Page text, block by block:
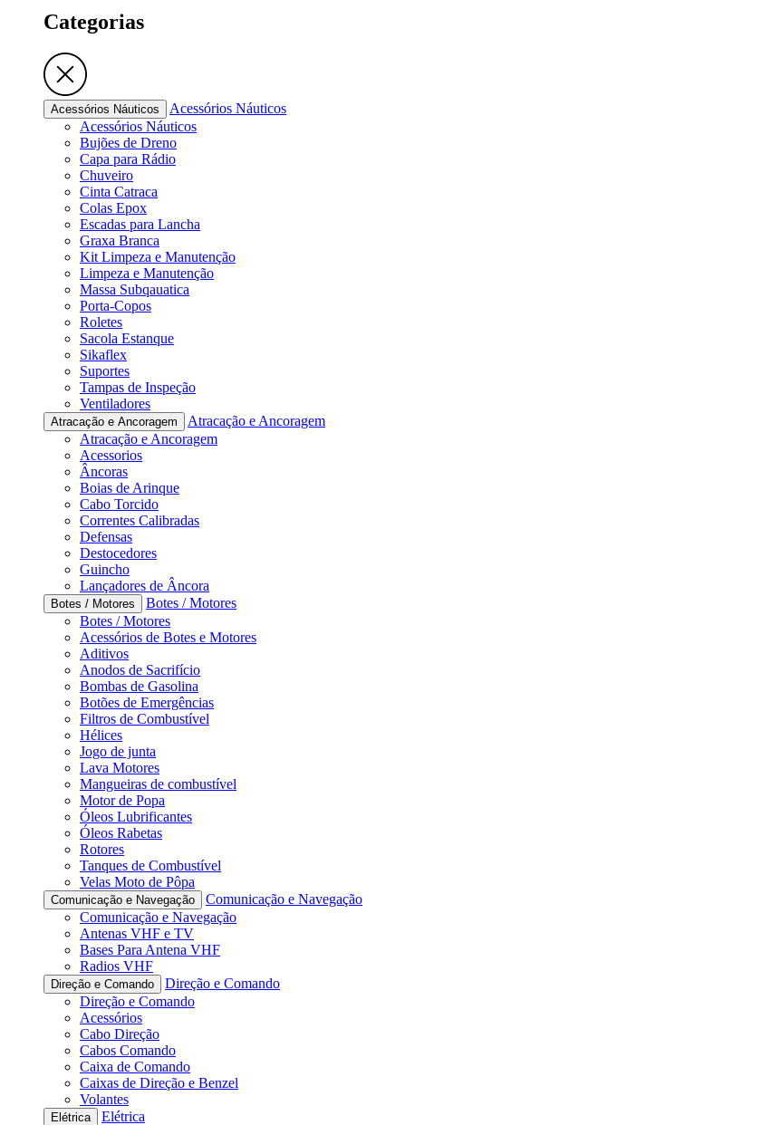
Categorias
Acessórios Náuticos
Acessórios Náuticos
Acessórios Náuticos
Bujões de Dreno
Capa para Rádio
Chuveiro
Cinta Catraca
Colas Epox
Escadas para Lancha
Graxa Branca
Kit Limpeza e Manutenção
Limpeza e Manutenção
Massa Subqauatica
Porta-Copos
Roletes
Sacola Estanque
Sikaflex
Suportes
Tampas de Inspeção
Ventiladores
Atracação e Ancoragem
Atracação e Ancoragem
Atracação e Ancoragem
Acessorios
Âncoras
Boias de Arinque
Cabo Torcido
Correntes Calibradas
Defensas
Destocedores
Guincho
Lançadores de Âncora
Botes / Motores
Botes / Motores
Botes / Motores
Acessórios de Botes e Motores
Aditivos
Anodos de Sacrifício
Bombas de Gasolina
Botões de Emergências
Filtros de Combustível
Hélices
Jogo de junta
Lava Motores
Mangueiras de combustível
Motor de Popa
Óleos Lubrificantes
Óleos Rabetas
Rotores
Tanques de Combustível
Velas Moto de Pôpa
Comunicação e Navegação
Comunicação e Navegação
Comunicação e Navegação
Antenas VHF e TV
Bases Para Antena VHF
Radios VHF
Direção e Comando
Direção e Comando
Direção e Comando
Acessórios
Cabo Direção
Cabos Comando
Caixa de Comando
Caixas de Direção e Benzel
Volantes
Elétrica
Elétrica